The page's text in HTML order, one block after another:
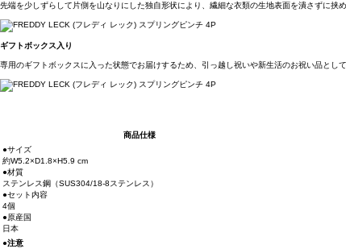
先端を少しずらして片側を山なりにした独自形状により、繊細な衣類の生地表面を潰さずに挟
ギフトボックス入り
専用のギフトボックスに入った状態でお届けするため、引っ越し祝いや新生活のお祝い品と
商品仕様
●サイズ
約W5.2×D1.8×H5.9 cm
●材質
ステンレス鋼（SUS304/18-8ステンレス）
●セット内容
4個
●原産国
日本
●注意